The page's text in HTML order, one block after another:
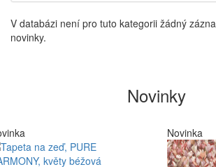
V databázi není pro tuto kategorii žádný
novinky.
Novinky
Novinka